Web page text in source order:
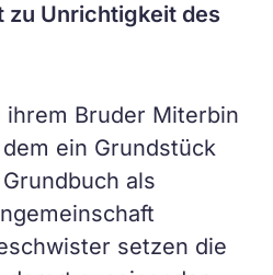
Unrichtigkeit des
ihrem Bruder Miterbin
ein Grundstück
als
setzen die